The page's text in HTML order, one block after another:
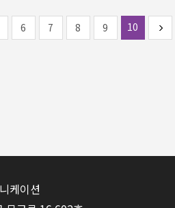
6 7 8 9 10
케이션